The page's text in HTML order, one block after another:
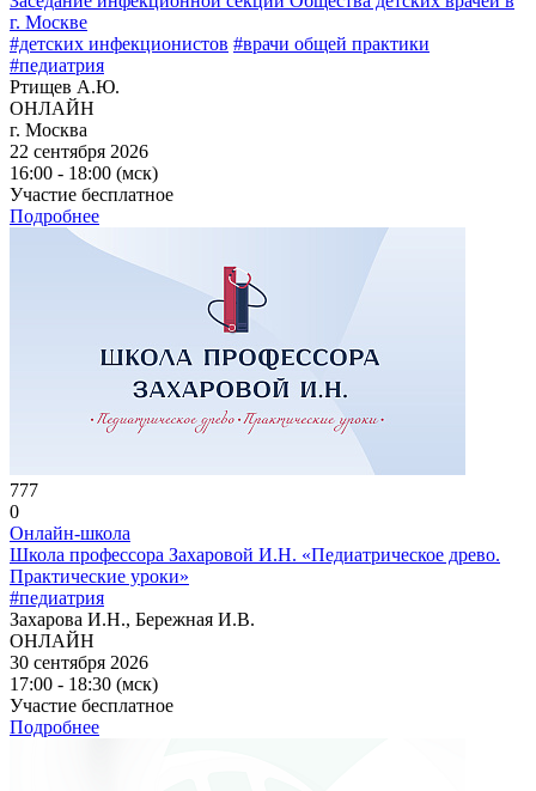
г. Москве
#детских инфекционистов #врачи общей практики
#педиатрия
Ртищев А.Ю.
ОНЛАЙН
г. Москва
22 сентября 2026
16:00 - 18:00 (мск)
Участие бесплатное
Подробнее
777
0
Онлайн-школа
Школа профессора Захаровой И.Н. «Педиатрическое древо.
Практические уроки»
#педиатрия
Захарова И.Н., Бережная И.В.
ОНЛАЙН
30 сентября 2026
17:00 - 18:30 (мск)
Участие бесплатное
Подробнее